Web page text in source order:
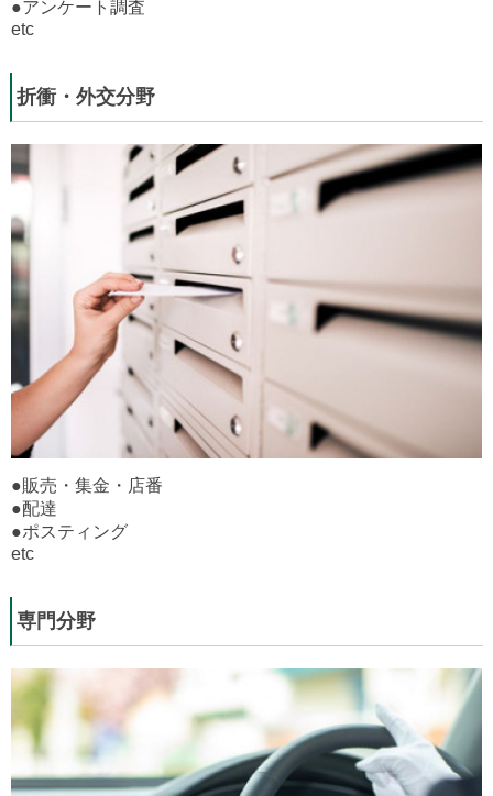
●アンケート調査
etc
折衝・外交分野
●販売・集金・店番
●配達
●ポスティング
etc
専門分野